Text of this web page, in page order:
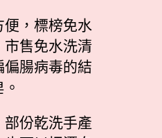
，標榜免水
售免水洗清
腸病毒的結
份乾洗手產